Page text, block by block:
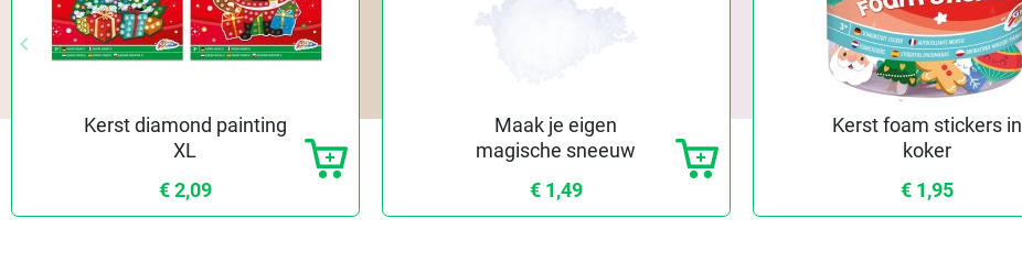
Vorige
keyboard_arrow_left
Kerst diamond painting
XL
€ 2,09
Maak je eigen
magische sneeuw
€ 1,49
Kerst foam stickers in
koker
€ 1,95